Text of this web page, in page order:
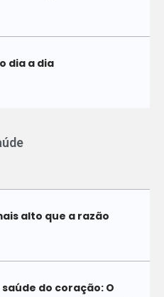
dia a dia
alto que a razão
do coração: O